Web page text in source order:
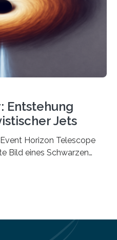
Dampfturbinen sind
thermische
um – oder anders
In
ist es in den…
Entstehung
Jets
Horizon Telescope
Bild eines Schwarzen
einen seltsamen
Löchern